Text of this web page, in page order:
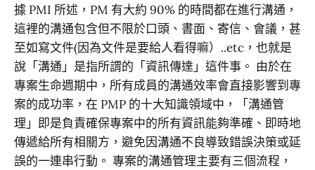
據 PMI 所述，PM 有大約 90% 的時間都在進行溝通，
這裡的溝通包含但不限於口頭、書面、寄信、會議，甚
至如寫文件(因為文件是要給人看得嘛）..etc，也就是
說「溝通」是指所謂的「資訊傳達」這件事。 由於在
專案生命週期中，所有成員的溝通效率會直接影響到專
案的成功率，在 PMP 的十大知識領域中，「溝通管
理」即是負責確保專案中的所有資訊能夠準確、即時地
傳遞給所有相關方，避免因溝通不良導致錯誤決策或延
誤的一連串行動。 專案的溝通管理主要有三個流程，